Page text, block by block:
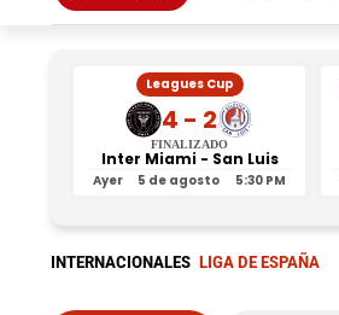
Leagues Cup
4 - 2
FINALIZADO
Inter Miami - San Luis
Ayer 5 de agosto 5:30 PM
INTERNACIONALES LIGA DE ESPAÑA